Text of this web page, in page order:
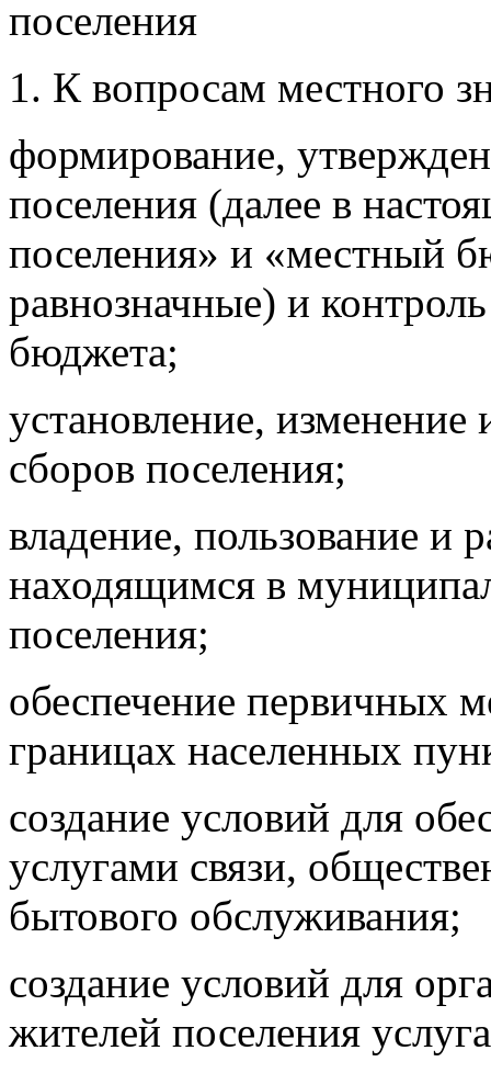
поселения
1. К вопросам местного
формирование,
поселения (далее в
поселения» и «местный
равнозначные) и
бюджета;
установление,
сборов поселения;
владение, пользование и
находящимся в
поселения;
обеспечение первичных
границах населенных
создание условий для
услугами связи,
бытового обслуживания;
создание условий для
жителей поселения